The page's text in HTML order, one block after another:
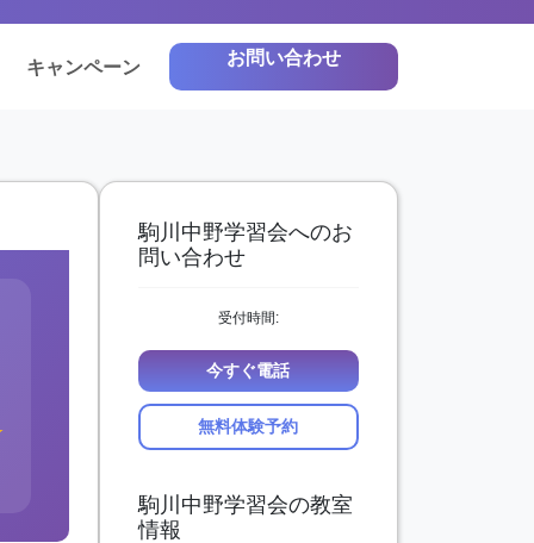
キャンペーン お問い合わせ
駒川中野学習会へのお
問い合わせ
受付時間:
今すぐ電話
無料体験予約
駒川中野学習会の教室
情報